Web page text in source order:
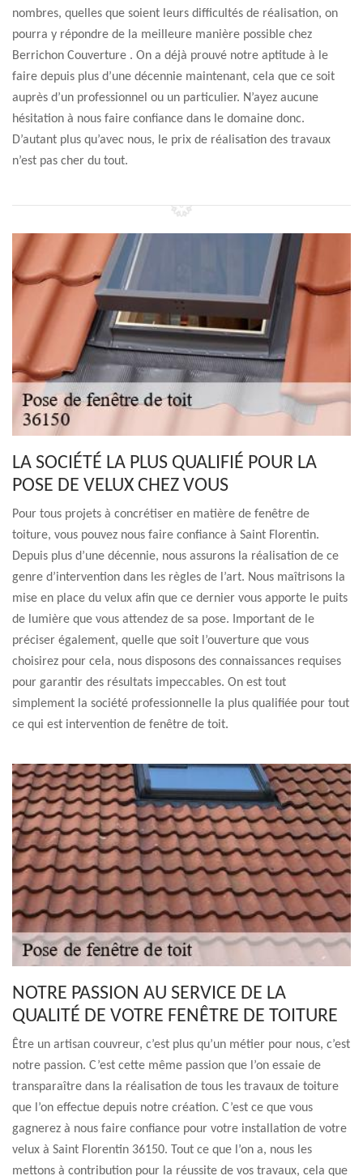
nombres, quelles que soient leurs difficultés de réalisation, on
pourra y répondre de la meilleure manière possible chez
Berrichon Couverture . On a déjà prouvé notre aptitude à le
faire depuis plus d’une décennie maintenant, cela que ce soit
auprès d’un professionnel ou un particulier. N’ayez aucune
hésitation à nous faire confiance dans le domaine donc.
D’autant plus qu’avec nous, le prix de réalisation des travaux
n’est pas cher du tout.
LA SOCIÉTÉ LA PLUS QUALIFIÉ POUR LA
POSE DE VELUX CHEZ VOUS
Pour tous projets à concrétiser en matière de fenêtre de
toiture, vous pouvez nous faire confiance à Saint Florentin.
Depuis plus d’une décennie, nous assurons la réalisation de ce
genre d’intervention dans les règles de l’art. Nous maîtrisons la
mise en place du velux afin que ce dernier vous apporte le puits
de lumière que vous attendez de sa pose. Important de le
préciser également, quelle que soit l’ouverture que vous
choisirez pour cela, nous disposons des connaissances requises
pour garantir des résultats impeccables. On est tout
simplement la société professionnelle la plus qualifiée pour tout
ce qui est intervention de fenêtre de toit.
NOTRE PASSION AU SERVICE DE LA
QUALITÉ DE VOTRE FENÊTRE DE TOITURE
Être un artisan couvreur, c’est plus qu’un métier pour nous, c’est
notre passion. C’est cette même passion que l’on essaie de
transparaître dans la réalisation de tous les travaux de toiture
que l’on effectue depuis notre création. C’est ce que vous
gagnerez à nous faire confiance pour votre installation de votre
velux à Saint Florentin 36150. Tout ce que l’on a, nous les
mettons à contribution pour la réussite de vos travaux, cela que